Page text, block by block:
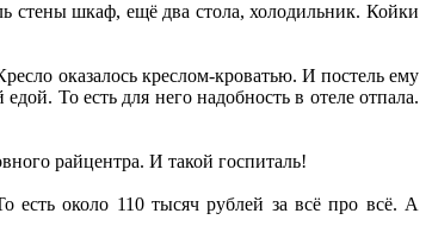
стены шкаф, ещё два стола, холодильник. Койки
оказалось креслом-кроватью. И постель ему
То есть для него надобность в отеле отпала.
райцентра. И такой госпиталь!
есть около 110 тысяч рублей за всё про всё. А